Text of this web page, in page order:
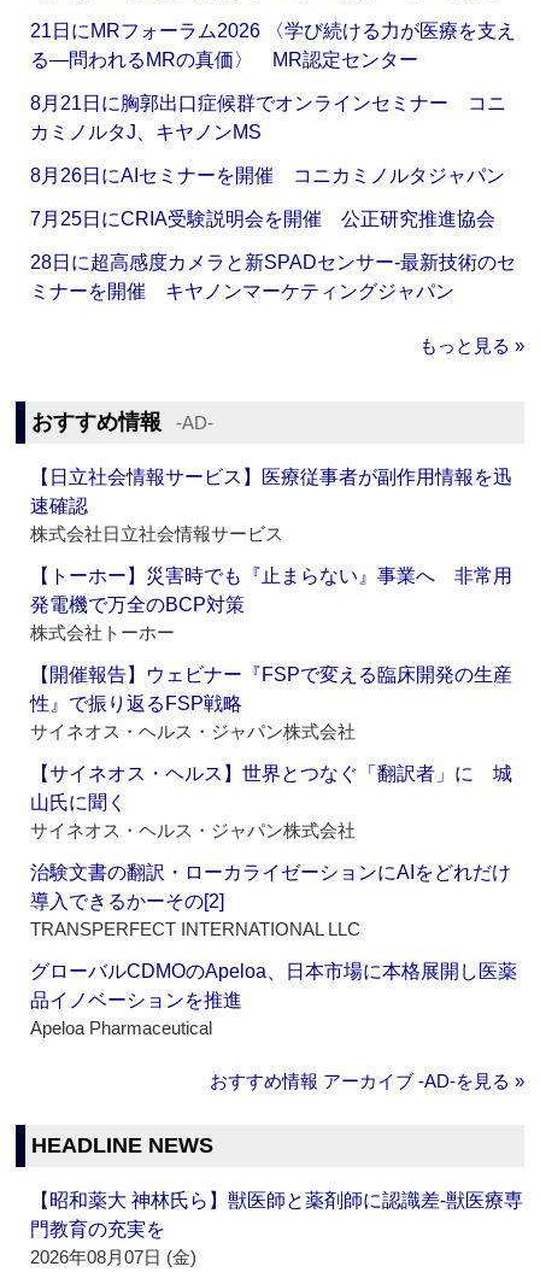
21日にMRフォーラム2026 〈学び続ける力が医療を支え
る―問われるMRの真価〉 MR認定センター
8月21日に胸郭出口症候群でオンラインセミナー コニ
カミノルタJ、キヤノンMS
8月26日にAIセミナーを開催 コニカミノルタジャパン
7月25日にCRIA受験説明会を開催 公正研究推進協会
28日に超高感度カメラと新SPADセンサー‐最新技術のセ
ミナーを開催 キヤノンマーケティングジャパン
もっと見る »
おすすめ情報 ‐AD‐
【日立社会情報サービス】医療従事者が副作用情報を迅
速確認
株式会社日立社会情報サービス
【トーホー】災害時でも『止まらない』事業へ 非常用
発電機で万全のBCP対策
株式会社トーホー
【開催報告】ウェビナー『FSPで変える臨床開発の生産
性』で振り返るFSP戦略
サイネオス・ヘルス・ジャパン株式会社
【サイネオス・ヘルス】世界とつなぐ「翻訳者」に 城
山氏に聞く
サイネオス・ヘルス・ジャパン株式会社
治験文書の翻訳・ローカライゼーションにAIをどれだけ
導入できるかーその[2]
TRANSPERFECT INTERNATIONAL LLC
グローバルCDMOのApeloa、日本市場に本格展開し医薬
品イノベーションを推進
Apeloa Pharmaceutical
おすすめ情報 アーカイブ ‐AD‐を見る »
HEADLINE NEWS
【昭和薬大 神林氏ら】獣医師と薬剤師に認識差‐獣医療専
門教育の充実を
2026年08月07日 (金)